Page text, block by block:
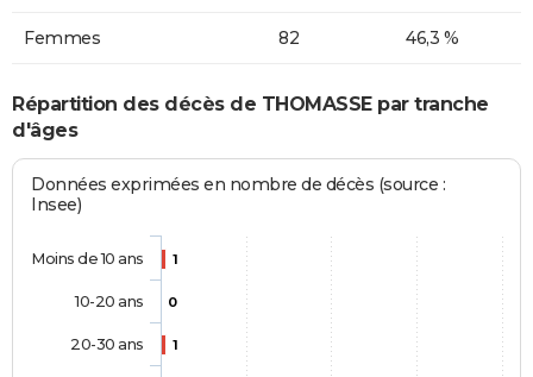
Femmes 82 46,3 %
Répartition des décès de THOMASSE par tranche
d'âges
Données exprimées en nombre de décès (source :
Insee)
1
0
1
Moins de 10 ans
10-20 ans
20-30 ans